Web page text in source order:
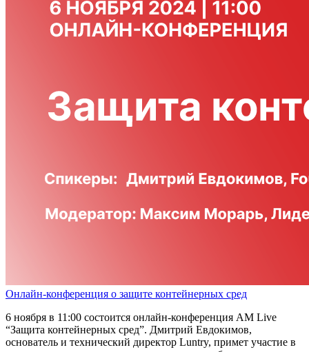
Онлайн-конференция о защите контейнерных сред
6 ноября в 11:00 состоится онлайн-конференция AM Live
“Защита контейнерных сред”. Дмитрий Евдокимов,
основатель и технический директор Luntry, примет участие в